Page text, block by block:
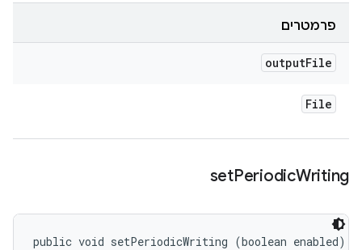
פרמטרים
outputFile
File
setPeriodicWriting
public void setPeriodicWriting (boolean enabled)